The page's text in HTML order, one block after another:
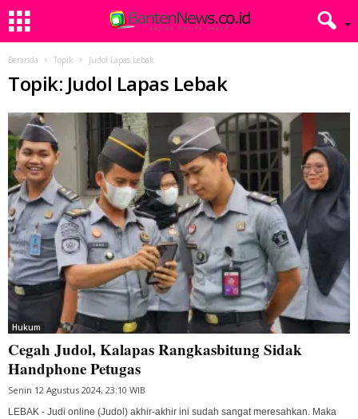
Beranda Topik Judol Lapas Lebak
Topik: Judol Lapas Lebak
Hukum
Cegah Judol, Kalapas Rangkasbitung Sidak
Handphone Petugas
Senin 12 Agustus 2024, 23:10 WIB
LEBAK - Judi online (Judol) akhir-akhir ini sudah sangat meresahkan. Maka